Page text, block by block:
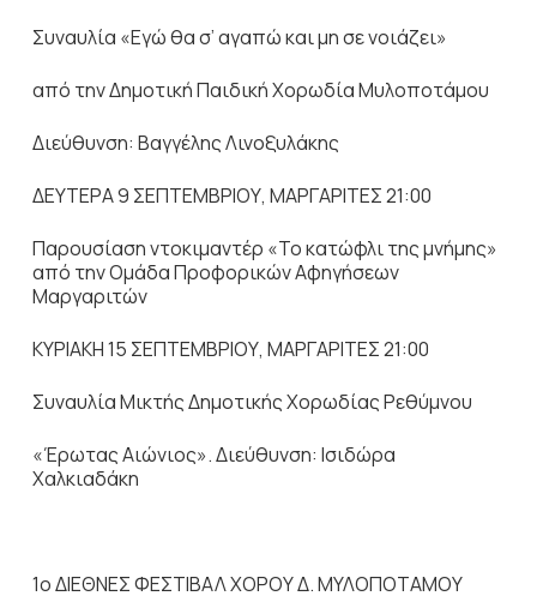
Συναυλία «Εγώ θα σ’ αγαπώ και μη σε νοιάζει»
από την Δημοτική Παιδική Χορωδία Μυλοποτάμου
Διεύθυνση: Βαγγέλης Λινοξυλάκης
ΔΕΥΤΕΡΑ 9 ΣΕΠΤΕΜΒΡΙΟΥ, ΜΑΡΓΑΡΙΤΕΣ 21:00
Παρουσίαση ντοκιμαντέρ «Το κατώφλι της μνήμης»
από την Ομάδα Προφορικών Αφηγήσεων
Μαργαριτών
ΚΥΡΙΑΚΗ 15 ΣΕΠΤΕΜΒΡΙΟΥ, ΜΑΡΓΑΡΙΤΕΣ 21:00
Συναυλία Μικτής Δημοτικής Χορωδίας Ρεθύμνου
«Έρωτας Αιώνιος». Διεύθυνση: Ισιδώρα
Χαλκιαδάκη
1o ΔΙΕΘΝΕΣ ΦΕΣΤΙΒΑΛ ΧΟΡΟΥ Δ. ΜΥΛΟΠΟΤΑΜΟΥ